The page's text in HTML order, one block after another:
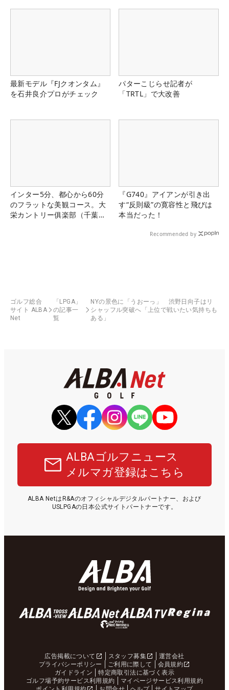
最新モデル『FJクオンタム』
を石井良介プロがチェック
パターこじらせ記者が
「TRTL」で大改善
インター5分、都心から60分
のフラットな美観コース。大
栄カントリー俱楽部（千葉
『G740』アイアンが引き出
す“反則級”の寛容性と飛びは
本当だった！
Recommended by
ゴルフ総合
サイト ALBA
Net
「LPGA」
の記事一
覧
NYの景色に「うおーっ」 渋野日向子はリ
シャッフル突破へ「上位で戦いたい気持ちも
ある」
ALBAゴルフニュース
メルマガ登録はこちら
ALBA NetはR&Aのオフィシャルデジタルパートナー、および
USLPGAの日本公式サイトパートナーです。
広告掲載について スタッフ募集
運営会社
プライバシーポリシー
ご利用に際して
会員規約
ガイドライン
特定商取引法に基づく表示
ゴルフ場予約サービス利用規約
マイページサービス利用規約